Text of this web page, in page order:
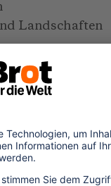
Landschaften
und TikTok
Media-
Susanne
nach, wie sich
sie für das
vor Ort